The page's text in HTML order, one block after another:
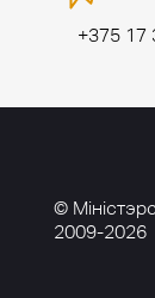
+375 17
©
2009-2026